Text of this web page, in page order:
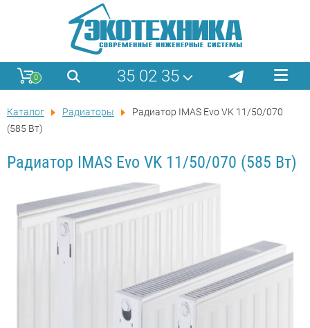
0 35 02 35
Каталог Радиаторы
Радиатор IMAS Evo VK 11/50/070
(585 Вт)
Радиатор IMAS Evo VK 11/50/070 (585 Вт)